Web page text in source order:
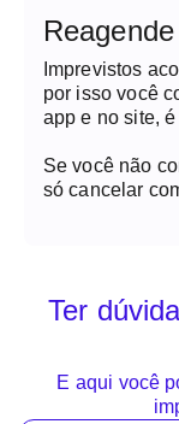
Imprevistos
por isso você
app e no site, é
Se você não
só cancelar
Ter
E aqui você